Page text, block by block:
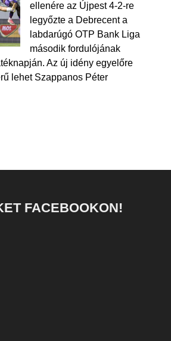
ellenére az Újpest 4-2-re
legyőzte a Debrecent a
labdarúgó OTP Bank Liga
második fordulójának
Az új idény egyelőre
lehet Szappanos Péter
FACEBOOKON!